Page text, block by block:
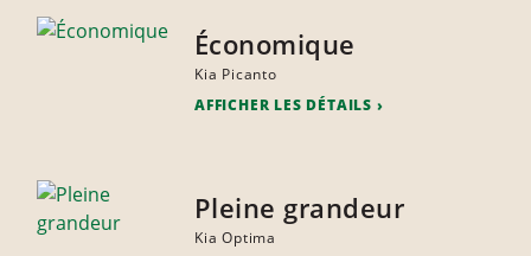
Économique
Kia Picanto
AFFICHER LES DÉTAILS
Pleine grandeur
Kia Optima